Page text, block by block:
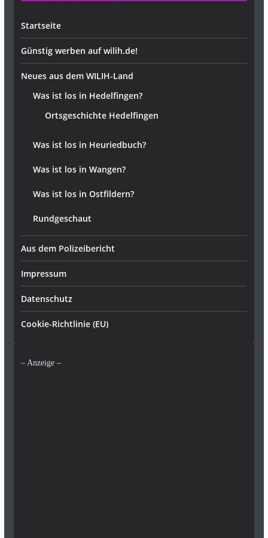
Startseite
Günstig werben auf wilih.de!
Neues aus dem WILIH-Land
Was ist los in Hedelfingen?
Ortsgeschichte Hedelfingen
Was ist los in Heuriedbuch?
Was ist los in Wangen?
Was ist los in Ostfildern?
Rundgeschaut
Aus dem Polizeibericht
Impressum
Datenschutz
Cookie-Richtlinie (EU)
– Anzeige –